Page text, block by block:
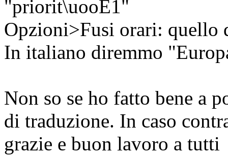
"priorit\uooE1"
Opzioni>Fusi orari: quello
In italiano diremmo
Non so se ho fatto bene a
di traduzione. In caso
grazie e buon lavoro a tutti